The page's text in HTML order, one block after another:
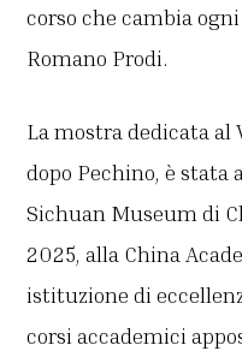
corso che cambia
Romano Prodi.
La mostra dedicata al
dopo Pechino, è stata
Sichuan Museum di
2025, alla China
istituzione di
corsi accademici